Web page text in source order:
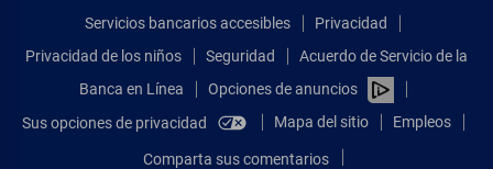
Servicios bancarios accesibles
Privacidad
Privacidad de los niños
Seguridad
Acuerdo de Servicio de la
Banca en Línea
Opciones de anuncios
Sus opciones de privacidad
Mapa del sitio Empleos
Comparta sus comentarios